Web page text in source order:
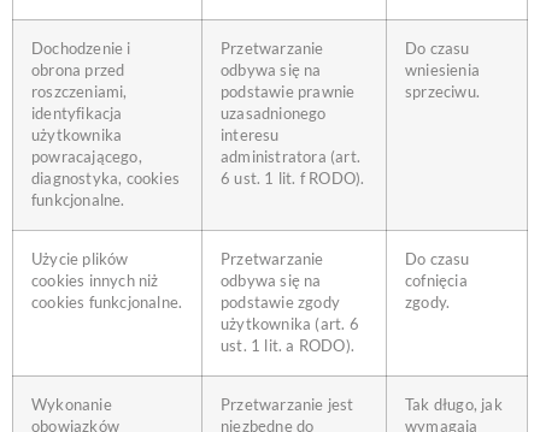
Dochodzenie i
obrona przed
roszczeniami,
identyfikacja
użytkownika
powracającego,
diagnostyka, cookies
funkcjonalne.
Przetwarzanie
odbywa się na
podstawie prawnie
uzasadnionego
interesu
administratora (art.
6 ust. 1 lit. f RODO).
Do czasu
wniesienia
sprzeciwu.
Użycie plików
cookies innych niż
cookies funkcjonalne.
Przetwarzanie
odbywa się na
podstawie zgody
użytkownika (art. 6
ust. 1 lit. a RODO).
Do czasu
cofnięcia
zgody.
Wykonanie
obowiązków
Przetwarzanie jest
niezbędne do
Tak długo, jak
wymagają